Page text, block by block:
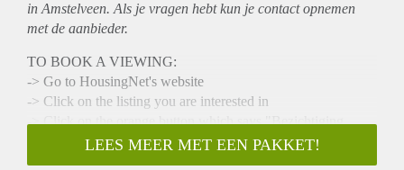
in Amstelveen. Als je vragen hebt kun je contact opnemen
met de aanbieder.
TO BOOK A VIEWING:
-> Go to HousingNet's website
-> Click on the listing you are interested in
-> Click on the orange button which says "Bezichtiging
inplannen/Plan a viewing"
-> Confirm the viewing directly via this calendar
LEES MEER MET EEN PAKKET!